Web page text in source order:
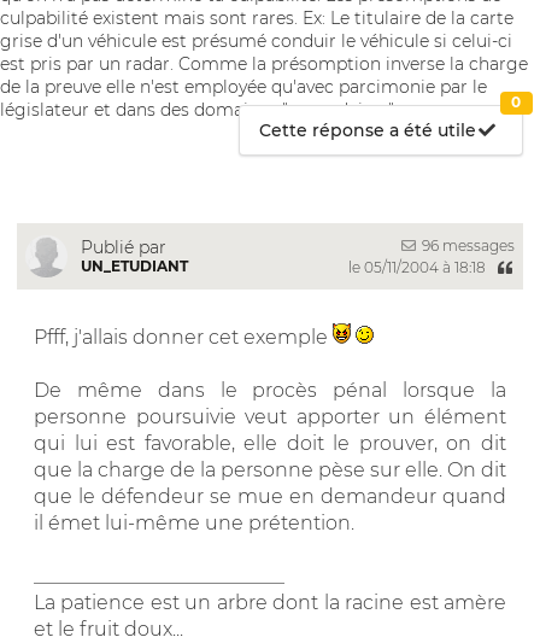
culpabilité existent mais sont rares. Ex: Le titulaire de la carte
grise d'un véhicule est présumé conduir le véhicule si celui-ci
est pris par un radar. Comme la présomption inverse la charge
de la preuve elle n'est employée qu'avec parcimonie par le
législateur et dans des domaines "secondaires".
Cette réponse a été utile
0
Publié par
UN_ETUDIANT
96 messages
le 05/11/2004 à 18:18
Pfff, j'allais donner cet exemple
De même dans le procès pénal lorsque la
personne poursuivie veut apporter un élément
qui lui est favorable, elle doit le prouver, on dit
que la charge de la personne pèse sur elle. On dit
que le défendeur se mue en demandeur quand
il émet lui-même une prétention.
La patience est un arbre dont la racine est amère
et le fruit doux...